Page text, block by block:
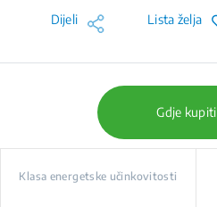
Dijeli Lista želja
Gdje kupiti
Klasa energetske učinkovitosti